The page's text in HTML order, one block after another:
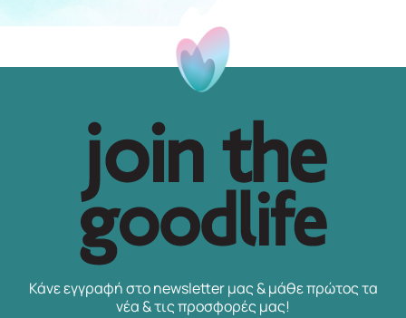
Κάνε εγγραφή στο newsletter μας & μάθε πρώτος τα
νέα & τις προσφορές μας!